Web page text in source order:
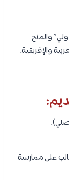
والمنح
والإفريقية.
على ممارسة